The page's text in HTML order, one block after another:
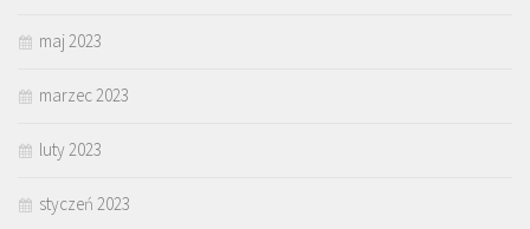
maj 2023
marzec 2023
luty 2023
styczeń 2023